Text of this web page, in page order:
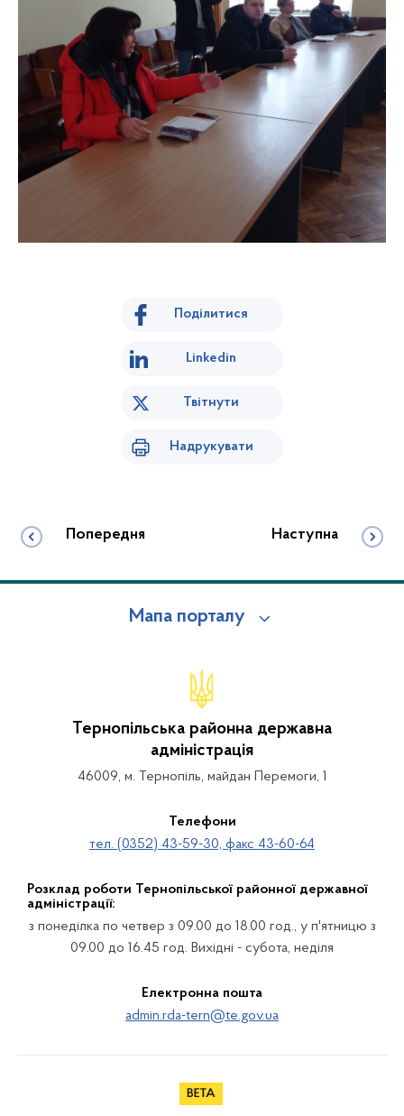
Поділитися
Linkedin
Твітнути
Надрукувати
Попередня Наступна
Мапа порталу
Тернопільська районна державна
адміністрація
46009, м. Тернопіль, майдан Перемоги, 1
Телефони
тел. (0352) 43-59-30, факс 43-60-64
Розклад роботи Тернопільської районної державної
адміністрації:
з понеділка по четвер з 09.00 до 18.00 год., у п'ятницю з
09.00 до 16.45 год. Вихідні - субота, неділя
Електронна пошта
admin.rda-tern@te.gov.ua